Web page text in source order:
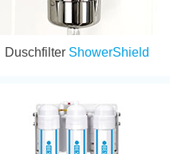
Duschfilter ShowerShield